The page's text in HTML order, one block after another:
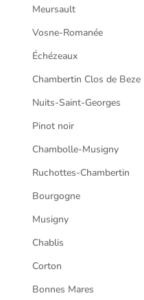
Meursault
Vosne-Romanée
Échézeaux
Chambertin Clos de Beze
Nuits-Saint-Georges
Pinot noir
Chambolle-Musigny
Ruchottes-Chambertin
Bourgogne
Musigny
Chablis
Corton
Bonnes Mares